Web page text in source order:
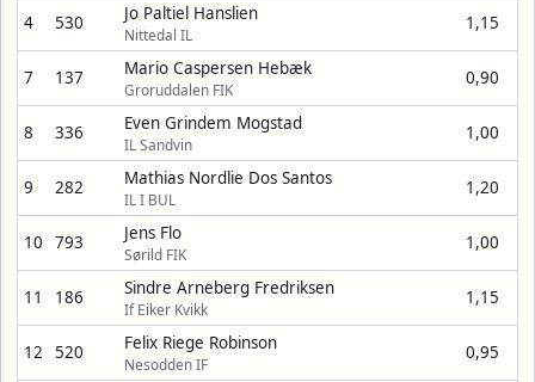
4 530 Jo Paltiel Hanslien
Nittedal IL
1,15
7 137 Mario Caspersen Hebæk
Groruddalen FIK
0,90
8 336 Even Grindem Mogstad
IL Sandvin
1,00
9 282 Mathias Nordlie Dos Santos
IL I BUL
1,20
10 793 Jens Flo
Sørild FIK
1,00
11 186 Sindre Arneberg Fredriksen
If Eiker Kvikk
1,15
12 520 Felix Riege Robinson
Nesodden IF
0,95